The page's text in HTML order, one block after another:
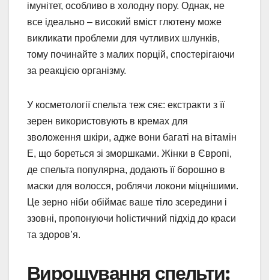
імунітет, особливо в холодну пору. Однак, не
все ідеально – високий вміст глютену може
викликати проблеми для чутливих шлунків,
тому починайте з малих порцій, спостерігаючи
за реакцією організму.
У косметології спельта теж сяє: екстракти з її
зерен використовують в кремах для
зволоження шкіри, адже вони багаті на вітамін
E, що бореться зі зморшками. Жінки в Європі,
де спельта популярна, додають її борошно в
маски для волосся, роблячи локони міцнішими.
Це зерно ніби обіймає ваше тіло зсередини і
ззовні, пропонуючи holістичний підхід до краси
та здоров’я.
Вирощування спельти: